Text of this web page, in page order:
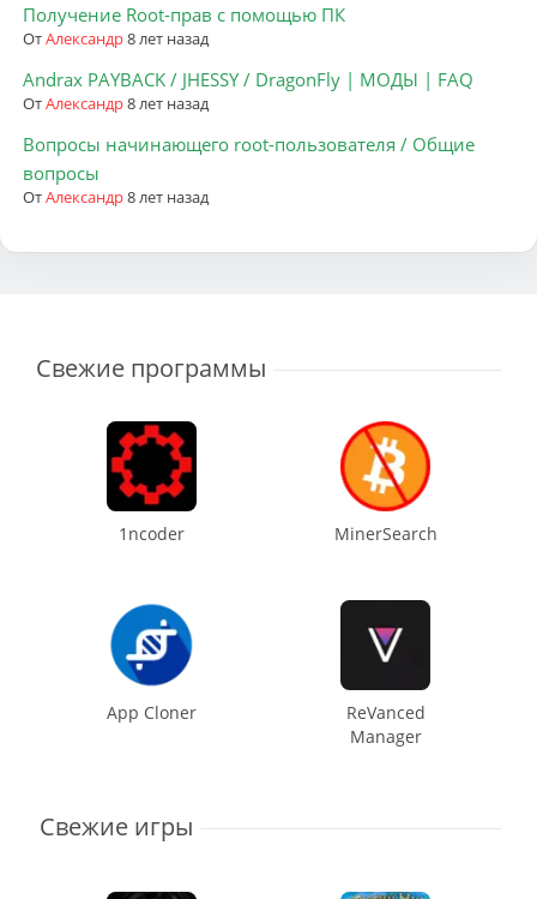
Получение Root-прав с помощью ПК
ОтАлександр8 лет назад
Andrax PAYBACK / JHESSY / DragonFly | МОДЫ | FAQ
ОтАлександр8 лет назад
Вопросы начинающего root-пользователя / Общие
вопросы
ОтАлександр8 лет назад
Свежие программы
1ncoder MinerSearch
App Cloner
ReVanced
Manager
Свежие игры